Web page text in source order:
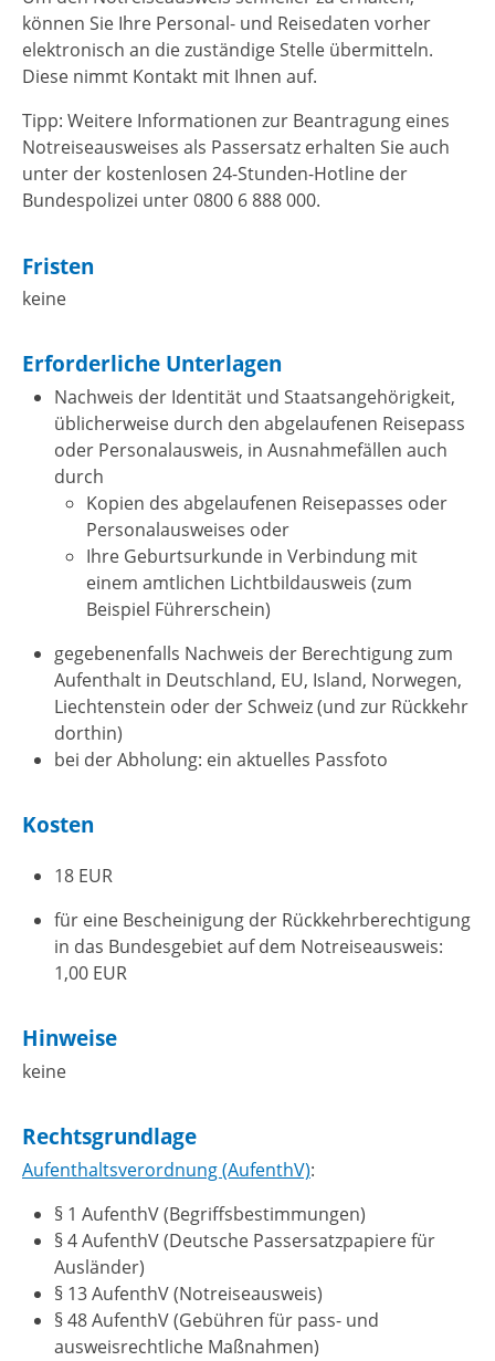
können Sie Ihre Personal- und Reisedaten vorher
elektronisch an die zuständige Stelle übermitteln.
Diese nimmt Kontakt mit Ihnen auf.
Tipp: Weitere Informationen zur Beantragung eines
Notreiseausweises als Passersatz erhalten Sie auch
unter der kostenlosen 24-Stunden-Hotline der
Bundespolizei unter 0800 6 888 000.
Fristen
keine
Erforderliche Unterlagen
Nachweis der Identität und Staatsangehörigkeit,
üblicherweise durch den abgelaufenen Reisepass
oder Personalausweis, in Ausnahmefällen auch
durch
Kopien des abgelaufenen Reisepasses oder
Personalausweises oder
Ihre Geburtsurkunde in Verbindung mit
einem amtlichen Lichtbildausweis (zum
Beispiel Führerschein)
gegebenenfalls Nachweis der Berechtigung zum
Aufenthalt in Deutschland, EU, Island, Norwegen,
Liechtenstein oder der Schweiz (und zur Rückkehr
dorthin)
bei der Abholung: ein aktuelles Passfoto
Kosten
18 EUR
für eine Bescheinigung der Rückkehrberechtigung
in das Bundesgebiet auf dem Notreiseausweis:
1,00 EUR
Hinweise
keine
Rechtsgrundlage
Aufenthaltsverordnung (AufenthV):
§ 1 AufenthV (Begriffsbestimmungen)
§ 4 AufenthV (Deutsche Passersatzpapiere für
Ausländer)
§ 13 AufenthV (Notreiseausweis)
§ 48 AufenthV (Gebühren für pass- und
ausweisrechtliche Maßnahmen)